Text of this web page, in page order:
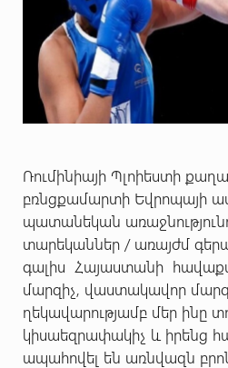
Ռումինիայի Պլոիեստի
բռնցքամարտի Եվրոպայի
պատանեկան
տարեկաններ / առայժմ
գալիս Հայաստանի
մարզիչ, վաստակավոր
ղեկավարությամբ մեր ինը
կիսաեզրափակիչ և իրենց
ապահովել են առնվազն